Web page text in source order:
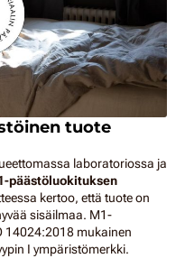
tuote
laboratoriossa ja
päästöluokituksen
kertoo, että tuote on
sisäilmaa. M1-
14024:2018 mukainen
I ympäristömerkki.